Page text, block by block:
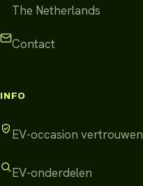
The Netherlands
Contact
INFO
EV-occasion vertrouwen
EV-onderdelen